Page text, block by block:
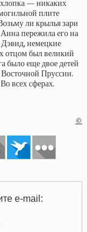
хлопка — никаких
плите
ли крылья зари
пережила его на
Дэвид, немецкие
отцом был великий
было еще двое детей
Восточной Пруссии.
всех сферах.
©
e-mail: